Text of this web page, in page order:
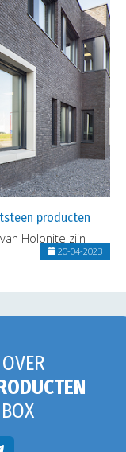
producten
Holonite zijn
20-04-2023